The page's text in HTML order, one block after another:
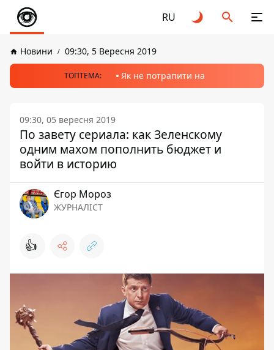
RU
Новини 09:30, 5 Вересня 2019
ТОПТЕМА: Як не потрапити на
09:30, 05 вересня 2019
По завету сериала: как Зеленскому
одним махом пополнить бюджет и
войти в историю
Єгор Мороз
ЖУРНАЛІСТ
👍